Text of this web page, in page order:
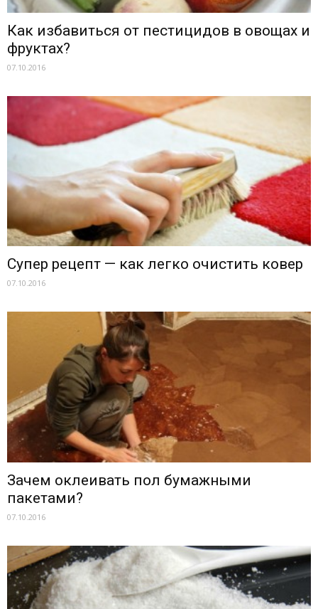
Как избавиться от пестицидов в овощах и
фруктах?
07.10.2016
Супер рецепт — как легко очистить ковер
07.10.2016
Зачем оклеивать пол бумажными
пакетами?
07.10.2016